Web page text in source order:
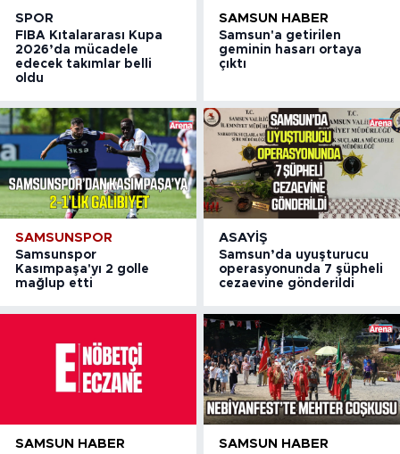
SPOR
FIBA Kıtalararası Kupa
2026’da mücadele
edecek takımlar belli
oldu
SAMSUN HABER
Samsun'a getirilen
geminin hasarı ortaya
çıktı
SAMSUNSPOR
Samsunspor
Kasımpaşa'yı 2 golle
mağlup etti
ASAYIŞ
Samsun’da uyuşturucu
operasyonunda 7 şüpheli
cezaevine gönderildi
SAMSUN HABER SAMSUN HABER